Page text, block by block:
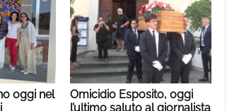
oggi nel
Omicidio Esposito, oggi
l’ultimo saluto al giornalista